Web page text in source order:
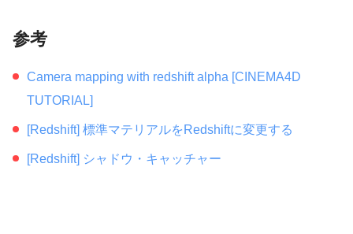
参考
Camera mapping with redshift alpha [CINEMA4D
TUTORIAL]
[Redshift] 標準マテリアルをRedshiftに変更する
[Redshift] シャドウ・キャッチャー